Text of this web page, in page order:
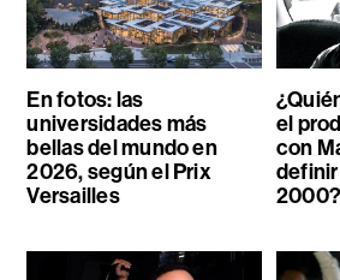
En fotos: las
universidades más
bellas del mundo en
2026, según el Prix
Versailles
el
con
2000?